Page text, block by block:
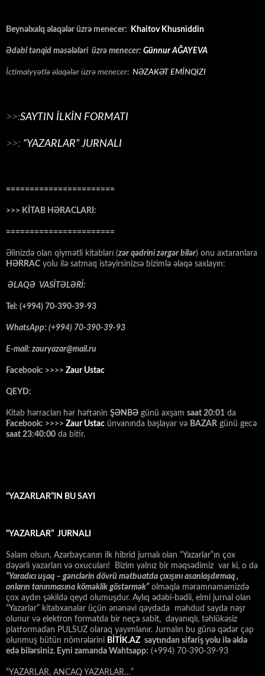
Beynəlxalq əlaqələr üzrə menecer: Khaitov Khusniddin
Ədəbi tənqid məsələləri üzrə menecer: Günnur AĞAYEVA
İctimaiyyətlə əlaqələr üzrə menecer: NƏZAKƏT EMİNQIZI
>>:SAYTIN İLKİN FORMATI
>>: “YAZARLAR” JURNALI
=======================
>>> KİTAB HƏRACLARI:
=======================
Əlinizdə olan qiymətli kitabları (zər qədrini zərgər bilər) onu axtaranlara
HƏRRAC yolu ilə satmaq istəyirsinizsə bizimlə əlaqə saxlayın:
ƏLAQƏ VASİTƏLƏRİ:
Tel: (+994) 70-390-39-93
WhatsApp: (+994) 70-390-39-93
E-mail: zauryazar@mail.ru
Facebook: >>>> Zaur Ustac
QEYD:
Kitab hərracları hər həftənin ŞƏNBƏ günü axşam saat 20:01 da
Facebook: >>>> Zaur Ustac ünvanında başlayar və BAZAR günü gecə
saat 23:40:00 da bitir.
“YAZARLAR”IN BU SAYI
“YAZARLAR” JURNALI
Salam olsun, Azərbaycanın ilk hibrid jurnalı olan “Yazarlar”ın çox
dəyərli yazarları və oxucuları! Bizim yalnız bir məqsədimiz var ki, o da
“Yaradıcı uşaq – gәnclәrin dövrü mәtbuatda çıxışını asanlaşdırmaq ,
onların tanınmasına kömәklik göstәrmәk” olmaqla məramnaməmizdə
çox aydın şəkildə qeyd olumuşdur. Aylıq ədəbi-bədii, elmi jurnal olan
“Yazarlar” kitabxanalar üçün ənənəvi qaydada məhdud sayda nəşr
olunur və elektron formatda bir neçə sabit, dayanıqlı, təhlükəsiz
platformadan PULSUZ olaraq yayımlanır. Jurnalın bu günə qədər çap
olunmuş bütün nömrələrini BİTİK.AZ saytından sifariş yolu ilə əldə
edə bilərsiniz. Eyni zamanda Wahtsapp: (+994) 70-390-39-93
“YAZARLAR, ANCAQ YAZARLAR…”